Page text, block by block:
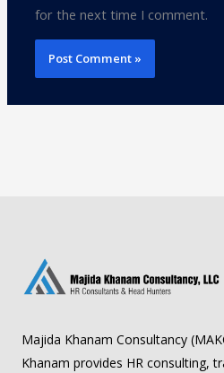
for the next time I comment.
Majida Khanam Consultancy
Khanam provides HR consulting,